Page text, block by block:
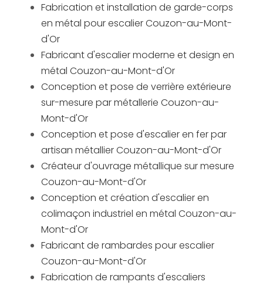
Fabrication et installation de garde-corps
en métal pour escalier Couzon-au-Mont-
d'Or
Fabricant d'escalier moderne et design en
métal Couzon-au-Mont-d'Or
Conception et pose de verrière extérieure
sur-mesure par métallerie Couzon-au-
Mont-d'Or
Conception et pose d'escalier en fer par
artisan métallier Couzon-au-Mont-d'Or
Créateur d'ouvrage métallique sur mesure
Couzon-au-Mont-d'Or
Conception et création d'escalier en
colimaçon industriel en métal Couzon-au-
Mont-d'Or
Fabricant de rambardes pour escalier
Couzon-au-Mont-d'Or
Fabrication de rampants d'escaliers